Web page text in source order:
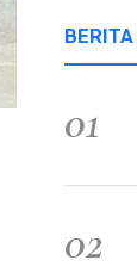
BERITA
01
02